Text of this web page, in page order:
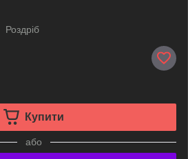
Роздріб
Купити
або